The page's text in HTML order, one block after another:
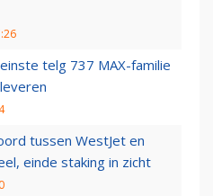
telg 737 MAX-familie
tussen WestJet en
einde staking in zicht